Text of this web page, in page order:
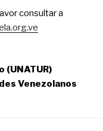
consultar a
(UNATUR)
Venezolanos